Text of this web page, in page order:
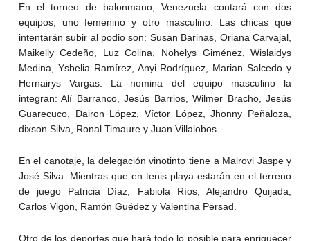
En el torneo de balonmano, Venezuela contará con dos
equipos, uno femenino y otro masculino. Las chicas que
intentarán subir al podio son: Susan Barinas, Oriana Carvajal,
Maikelly Cedeño, Luz Colina, Nohelys Giménez, Wislaidys
Medina, Ysbelia Ramírez, Anyi Rodríguez, Marian Salcedo y
Hernairys Vargas. La nomina del equipo masculino la
integran: Alí Barranco, Jesús Barrios, Wilmer Bracho, Jesús
Guarecuco, Dairon López, Víctor López, Jhonny Peñaloza,
dixson Silva, Ronal Timaure y Juan Villalobos.
En el canotaje, la delegación vinotinto tiene a Mairovi Jaspe y
José Silva. Mientras que en tenis playa estarán en el terreno
de juego Patricia Díaz, Fabiola Ríos, Alejandro Quijada,
Carlos Vigon, Ramón Guédez y Valentina Persad.
Otro de los deportes que hará todo lo posible para enriquecer